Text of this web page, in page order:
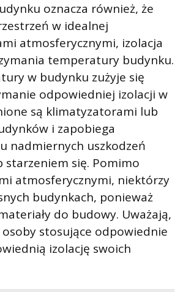
oznacza również, że
w idealnej
atmosferycznymi, izolacja
temperatury budynku.
w budynku zużyje się
odpowiedniej izolacji w
są klimatyzatorami lub
i zapobiega
nadmiernych uszkodzeń
się. Pomimo
atmosferycznymi, niektórzy
budynkach, ponieważ
do ​​budowy. Uważają,
stosujące odpowiednie
izolację swoich